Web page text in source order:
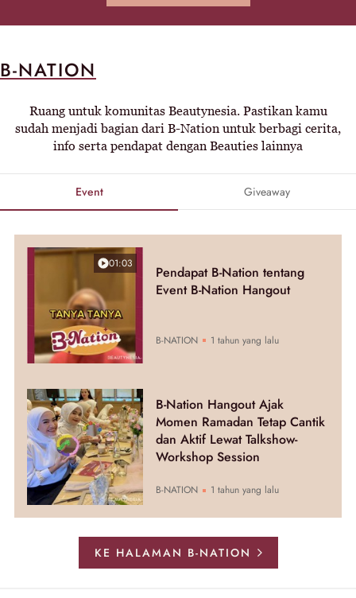
B-NATION
Ruang untuk komunitas Beautynesia. Pastikan kamu
sudah menjadi bagian dari B-Nation untuk berbagi cerita,
info serta pendapat dengan Beauties lainnya
Event Giveaway
01:03
Pendapat B-Nation tentang
Event B-Nation Hangout
B-NATION 1 tahun yang lalu
B-Nation Hangout Ajak
Momen Ramadan Tetap Cantik
dan Aktif Lewat Talkshow-
Workshop Session
B-NATION 1 tahun yang lalu
KE HALAMAN B-NATION